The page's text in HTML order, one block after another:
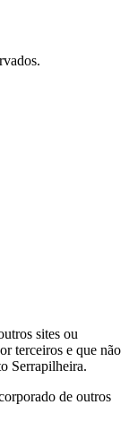
sites ou
terceiros e que não
Serrapilheira.
de outros